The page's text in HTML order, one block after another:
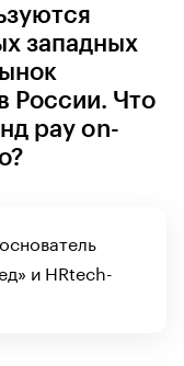
западных
России. Что
pay on-
и HRtech-